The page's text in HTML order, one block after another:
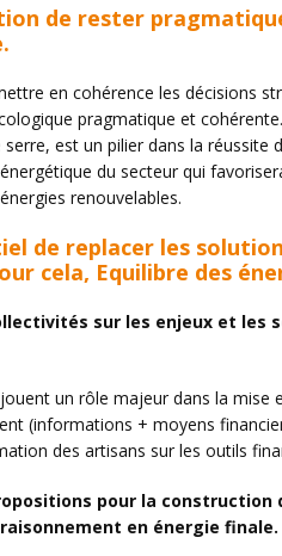
de rester
en cohérence les décisions
pragmatique et
est un pilier dans la
du secteur qui
renouvelables.
de replacer les
cela, Equilibre des
sur les enjeux et les
un rôle majeur dans la
(informations + moyens
des artisans sur les outils
pour la construction
en énergie finale.